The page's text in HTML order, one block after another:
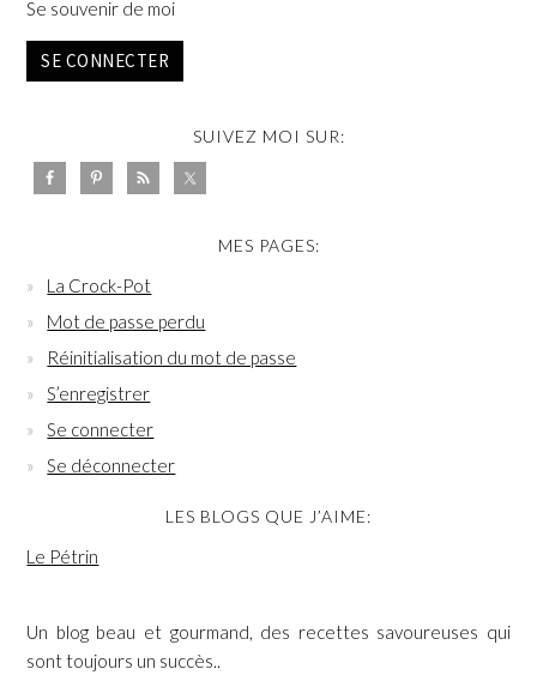
Se souvenir de moi
SE CONNECTER
SUIVEZ MOI SUR:
MES PAGES:
La Crock-Pot
Mot de passe perdu
Réinitialisation du mot de passe
S’enregistrer
Se connecter
Se déconnecter
LES BLOGS QUE J’AIME:
Le Pétrin
Un blog beau et gourmand, des recettes savoureuses qui
sont toujours un succès..